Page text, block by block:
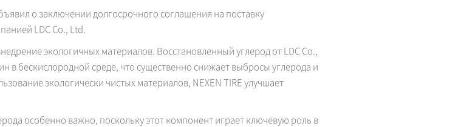
о заключении долгосрочного соглашения на поставку
LDC Co., Ltd.
экологичных материалов. Восстановленный углерод от LDC Co.,
бескислородной среде, что существенно снижает выбросы углерода и
экологически чистых материалов, NEXEN TIRE улучшает
особенно важно, поскольку этот компонент играет ключевую роль в